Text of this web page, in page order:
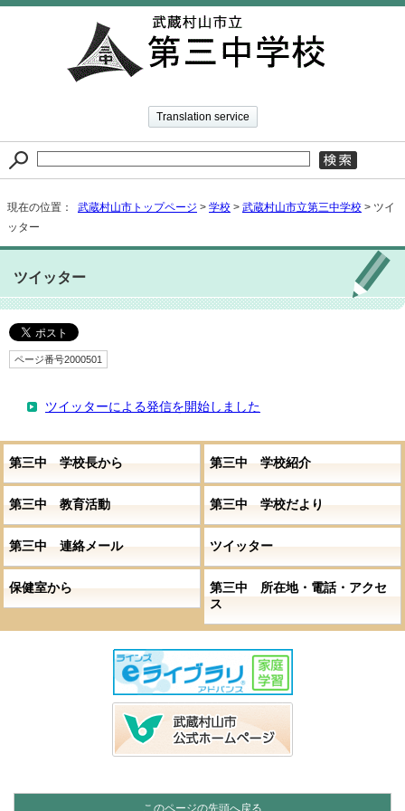
Translation service
現在の位置： 武蔵村山市トップページ > 学校 > 武蔵村山市立第三中学校 > ツイ
ッター
ツイッター
ページ番号2000501
ツイッターによる発信を開始しました
第三中 学校長から 第三中 学校紹介
第三中 教育活動 第三中 学校だより
第三中 連絡メール ツイッター
保健室から
第三中 所在地・電話・アクセ
ス
このページの先頭へ戻る